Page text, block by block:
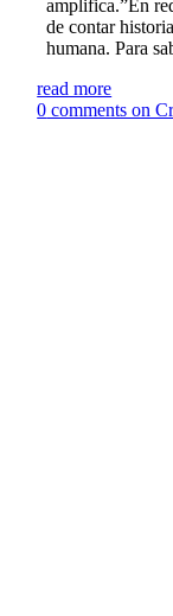
amplifica.”En
de contar
humana. Para
read more
0 comments on